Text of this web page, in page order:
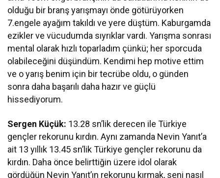
olduğu bir branş yarışmayı önde götürüyorken
7.engele ayağım takıldı ve yere düştüm. Kaburgamda
ezikler ve vücudumda sıyrıklar vardı. Yarışma sonrası
mental olarak hızlı toparladım çünkü; her sporcuda
olabileceğini düşündüm. Kendimi hep motive ettim
ve o yarış benim için bir tecrübe oldu, o günden
sonra daha başarılı daha hazır ve güçlü
hissediyorum.
Sergen Küçük: 13.28 sn’lik derecen ile Türkiye
gençler rekorunu kırdın. Aynı zamanda Nevin Yanıt’a
ait 13 yıllık 13.45 sn’lik Türkiye gençler rekorunu da
kırdın. Daha önce belirttiğin üzere idol olarak
gördüğün Nevin Yanıt’ın rekorunu kırmak, seni nasıl